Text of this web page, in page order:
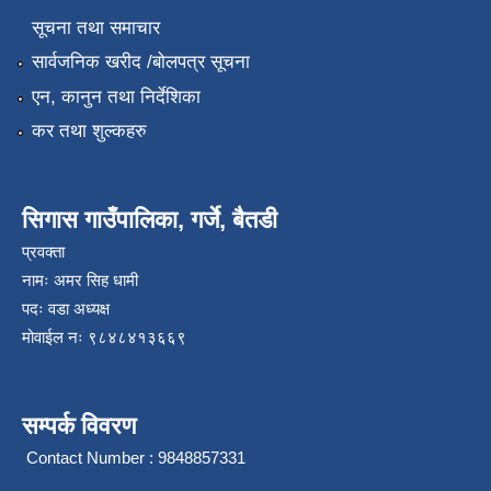
सूचना तथा समाचार
सार्वजनिक खरीद /बोलपत्र सूचना
एन, कानुन तथा निर्देशिका
कर तथा शुल्कहरु
सिगास गाउँपालिका, गर्जे, बैतडी
प्रवक्ता
नामः अमर सिह धामी
पदः वडा अध्यक्ष
मोवाईल न‌ः ९८४८४१३६६९
सम्पर्क विवरण
Contact Number : 9848857331